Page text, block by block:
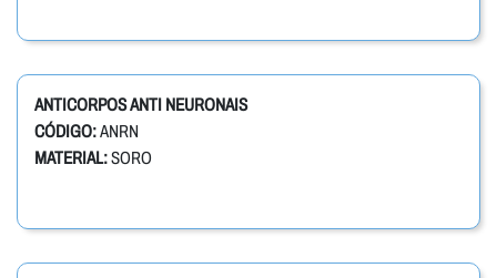
ANTICORPOS ANTI NEURONAIS
CÓDIGO:ANRN
MATERIAL:SORO